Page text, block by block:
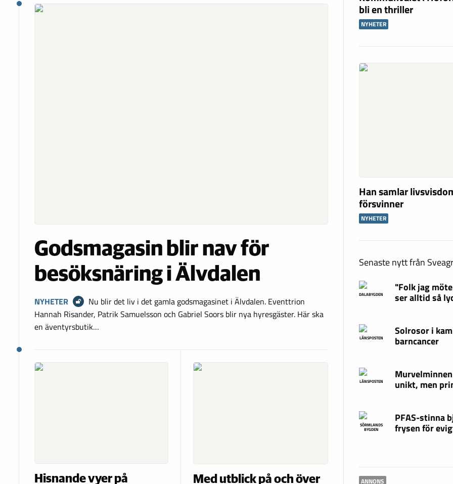
Godsmagasin blir nav för
besöksnäring i Älvdalen
NYHETER
Nu blir det liv i det gamla godsmagasinet i Älvdalen. Eventtrion
Hannah Risander, Patrik Samuelsson och Gabriel Soors blir nya hyresgäster. Här ska
en äventyrsbutik…
Hisnande vyer på Med utblick på och över
bli en thriller
NYHETER
Han samlar
försvinner
NYHETER
Senaste nytt från
DALABYGDEN
"Folk jag
ser alltid så
LÄNSPOSTEN
Solrosor i
barncancer
LÄNSPOSTEN unikt, men
SÖRMLANDS
BYGDEN
PFAS-stinna
frysen för
ANNONS